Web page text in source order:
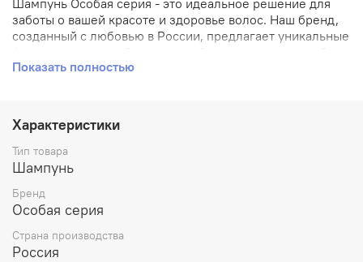
заботы о вашей красоте и здоровье волос. Наш бренд,
созданный с любовью в России, предлагает уникальные
уход за вашими волосами. Богатый состав наших
Шампунь Особая серия подходит для всех типов волос:
он делает локоны мягкими, шелковистыми и
послушными. Попробуйте наш шампунь сегодня - вы не
пожалеете о своем выборе!
Показать полностью
Характеристики
Тип товара
Шампунь
Бренд
Особая серия
Страна производства
Россия